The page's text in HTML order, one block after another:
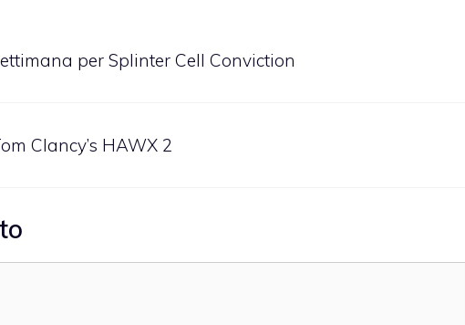
per Splinter Cell Conviction
Clancy’s HAWX 2